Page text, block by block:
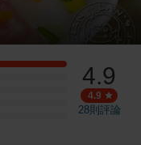
4.9
4.9
28則評論